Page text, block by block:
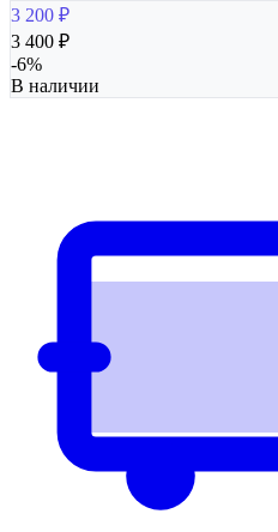
3 200 ₽
3 400 ₽
-6%
В наличии